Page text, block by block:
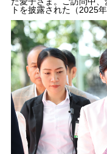
トを披露された（2025